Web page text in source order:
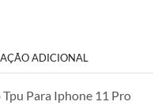
ADICIONAL
Para Iphone 11 Pro